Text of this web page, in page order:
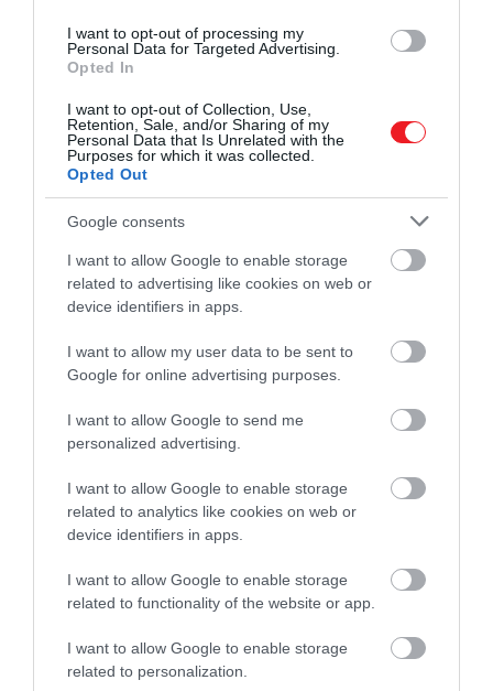
I want to opt-out of processing my
Personal Data for Targeted Advertising.
Opted In
I want to opt-out of Collection, Use,
Retention, Sale, and/or Sharing of my
Personal Data that Is Unrelated with the
Purposes for which it was collected.
Opted Out
Google consents
I want to allow Google to enable storage
related to advertising like cookies on web or
device identifiers in apps.
I want to allow my user data to be sent to
Google for online advertising purposes.
I want to allow Google to send me
personalized advertising.
I want to allow Google to enable storage
related to analytics like cookies on web or
device identifiers in apps.
I want to allow Google to enable storage
related to functionality of the website or app.
I want to allow Google to enable storage
related to personalization.
A diákok és a rohanó dolgozók megmentőjének
számító ramenek széles kínálatával napjainkban már
Oszakábanúgy gondolták: a világ egyik
instant étele megérdemel egy állandó otthont.
Momofuku
előtt tiszteleg, aki találmányával azt szerette
elérni, hogy a második világháború után
került túlélők hozzá tudjanak jutni egy olcsó, mégis
laktató ételhez.